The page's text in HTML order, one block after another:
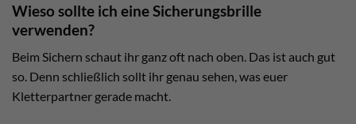
Wieso sollte ich eine Sicherungsbrille
verwenden?
Beim Sichern schaut ihr ganz oft nach oben. Das ist auch gut
so. Denn schließlich sollt ihr genau sehen, was euer
Kletterpartner gerade macht.